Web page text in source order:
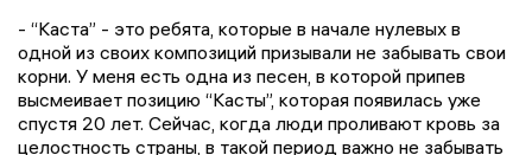
- “Каста” - это ребята, которые в начале нулевых в
одной из своих композиций призывали не забывать свои
корни. У меня есть одна из песен, в которой припев
высмеивает позицию “Касты”, которая появилась уже
спустя 20 лет. Сейчас, когда люди проливают кровь за
целостность страны, в такой период важно не забывать